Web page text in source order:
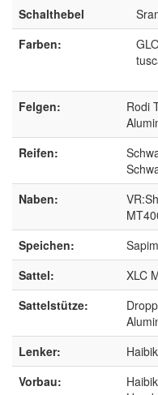
Schalthebel
Farben:
Felgen:
Rodi
Reifen:
Naben:
Speichen:
Sattel:
XLC
Sattelstütze:
Lenker:
Vorbau: